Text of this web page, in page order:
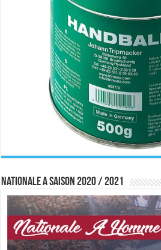
Nationale A saison 2020 / 2021